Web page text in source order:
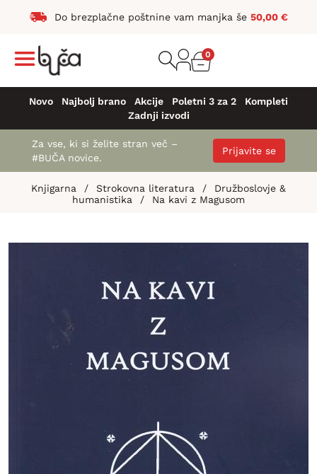
Do brezplačne poštnine vam manjka še 50,00 €
0
Novo Najbolj brano Akcije Poletni 3 za 2
Kompleti
Zadnji izvodi
Za vse, ki si želite stran več –
#BUČA novice.
Prijavite se
Knjigarna / Strokovna literatura /
Družboslovje &
humanistika
/ Na kavi z Magusom